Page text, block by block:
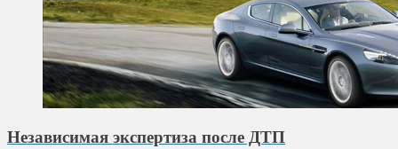
Независимая экспертиза после ДТП